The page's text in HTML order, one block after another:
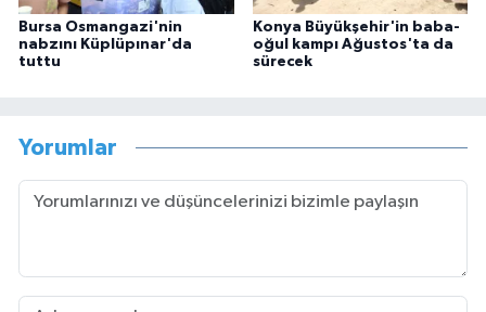
Bursa Osmangazi'nin
nabzını Küplüpınar'da
tuttu
Konya Büyükşehir'in baba-
oğul kampı Ağustos'ta da
sürecek
Yorumlar